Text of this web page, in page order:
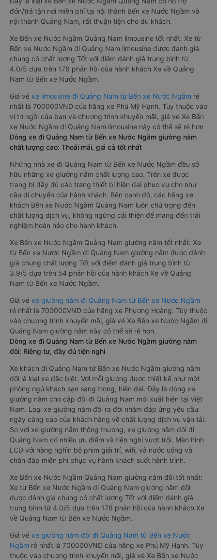
đón/trả tận nơi miễn phí tại nội thành Bến xe Nước Ngầm và
nội thành Quảng Nam, rất thuận tiện cho du khách.
Xe Bến xe Nước Ngầm Quảng Nam limousine tốt nhất: Xe từ
Bến xe Nước Ngầm đi Quảng Nam limousine được đánh giá
chung có chất lượng Tốt với điểm đánh giá trung bình từ
4.0/5 dựa trên 176 phản hồi của hành khách Xe về Quảng
Nam từ Bến xe Nước Ngầm.
Giá vé xe limousine đi Quảng Nam từ Bến xe Nước Ngầm rẻ
nhất là 700000VND của hãng xe Phú Mỹ Hạnh. Tùy thuộc vào
vị trí ngồi của bạn và chương trình khuyến mãi, giá vé Xe Bến
xe Nước Ngầm đi Quảng Nam limousine này có thể sẽ rẻ hơn
Dòng xe đi Quảng Nam từ Bến xe Nước Ngầm giường nằm
chất lượng cao: Thoải mái, giá cả tốt nhất
Những nhà xe đi Quảng Nam từ Bến xe Nước Ngầm đều sở
hữu những xe giường nằm chất lượng cao. Trên xe được
trang bị đầy đủ các trang thiết bị hiện đại phục vụ cho nhu
cầu di chuyển của hành khách. Bên cạnh đó, các hãng xe
khách Bến xe Nước Ngầm Quảng Nam luôn chú trọng đến
chất lượng dịch vụ, không ngừng cải thiện để mang đến trải
nghiệm hoàn hảo cho hành khách.
Xe Bến xe Nước Ngầm Quảng Nam giường nằm tốt nhất: Xe
từ Bến xe Nước Ngầm đi Quảng Nam giường nằm được đánh
giá chung chất lượng Tốt với điểm đánh giá trung bình từ
3.9/5 dựa trên 54 phản hồi của hành khách Xe về Quảng
Nam từ Bến xe Nước Ngầm.
Giá vé xe giường nằm đi Quảng Nam từ Bến xe Nước Ngầm
rẻ nhất là 700000VND của hãng xe Phượng Hoàng. Tùy thuộc
vào chương trình khuyến mãi, giá vé Xe Bến xe Nước Ngầm đi
Quảng Nam giường nằm này có thể sẽ rẻ hơn.
Dòng xe đi Quảng Nam từ Bến xe Nước Ngầm giường nằm
đôi: Riêng tư, đầy đủ tiện nghi
Xe khách đi Quảng Nam từ Bến xe Nước Ngầm giường nằm
đôi là loại xe đặc biệt. Với mỗi giường được thiết kế như một
phòng ngủ khách sạn sang trọng, hiện đại. Đây là dòng xe
giường nằm cho cặp đôi đi Quảng Nam mới xuất hiện tại Việt
Nam. Loại xe giường nằm đôi ra đời nhằm đáp ứng yêu cầu
ngày càng cao của khách hàng về chất lượng dịch vụ vận tải.
So với xe giường nằm thông thường, xe giường nằm đôi đi
Quảng Nam có nhiều ưu điểm và tiện nghi vượt trội. Màn hình
LCD với hàng nghìn bộ phim giải trí, wifi, và nước uống và
chăn đắp miễn phí phục vụ hành khách suốt hành trình.
Xe Bến xe Nước Ngầm Quảng Nam giường nằm đôi tốt nhất:
Xe từ Bến xe Nước Ngầm đi Quảng Nam giường nằm đôi
được đánh giá chung có chất lượng Tốt với điểm đánh giá
trung bình từ 4.0/5 dựa trên 176 phản hồi của hành khách Xe
về Quảng Nam từ Bến xe Nước Ngầm.
Giá vé xe giường nằm đôi đi Quảng Nam từ Bến xe Nước
Ngầm rẻ nhất là 700000VND của hãng xe Phú Mỹ Hạnh. Tùy
thuộc vào chương trình khuyến mãi, giá vé Xe Bến xe Nước